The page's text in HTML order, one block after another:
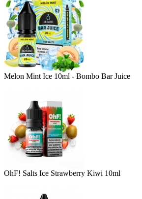
Melon Mint Ice 10ml - Bombo Bar Juice
OhF! Salts Ice Strawberry Kiwi 10ml